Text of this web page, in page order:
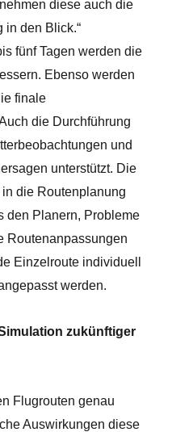
diese auch die
in den Blick.“
fünf Tagen werden die
Ebenso werden
finale
die Durchführung
und
unterstützt. Die
die Routenplanung
den Planern, Probleme
Routenanpassungen
Einzelroute individuell
werden.
zukünftiger
Flugrouten genau
Auswirkungen diese